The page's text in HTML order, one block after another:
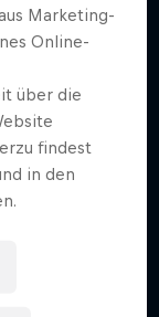
Marketing-
Online-
über die
findest
in den